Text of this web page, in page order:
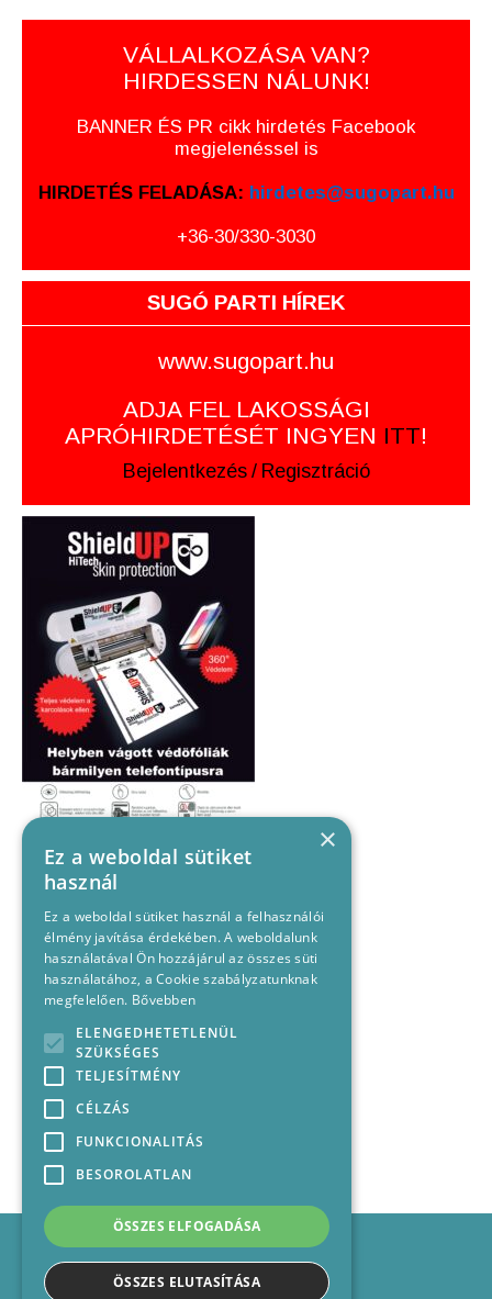
VÁLLALKOZÁSA VAN?
HIRDESSEN NÁLUNK!
BANNER ÉS PR cikk hirdetés Facebook
megjelenéssel is
HIRDETÉS FELADÁSA: hirdetes@sugopart.hu
+36-30/330-3030
SUGÓ PARTI HÍREK
www.sugopart.hu
ADJA FEL LAKOSSÁGI
APRÓHIRDETÉSÉT INGYEN ITT!
Bejelentkezés / Regisztráció
Impresszum
Médiajánlat
Felhasználási feltételek
×
Ez a weboldal sütiket
használ
Ez a weboldal sütiket használ a felhasználói
élmény javítása érdekében. A weboldalunk
használatával Ön hozzájárul az összes süti
használatához, a Cookie szabályzatunknak
megfelelően. Bővebben
ELENGEDHETETLENÜL
SZÜKSÉGES
TELJESÍTMÉNY
CÉLZÁS
FUNKCIONALITÁS
BESOROLATLAN
ÖSSZES ELFOGADÁSA
ÖSSZES ELUTASÍTÁSA